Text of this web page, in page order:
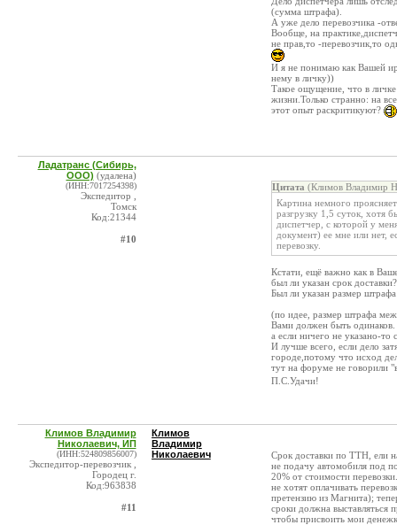
(сумма штрафа).
А уже дело перевозчика -
Вообще, на
не прав,то -перевозчик,то
И я не понимаю как Вашей
нему в личку))
Такое ощущение, что в личке
жизни.Только странно: на
этот опыт раскритикуют?
Ладатранс (Сибирь,
ООО) (удалена)
(ИНН:7017254398)
Экспедитор ,
Томск
Код:21344
#10
Цитата (Климов Владимир
Картина немного
разгрузку 1,5 суток, хотя
диспетчер, с которой у
документ) ее мне или нет,
перевозку.
Кстати, ещё важно как в
был ли указан срок доставки?
Был ли указан размер
(по идее, размер штрафа
Вами должен быть одинаков.
а если ничего не указано-то
И лучше всего, если дело
городе,потому что исход
тут на форуме не говорили
П.С.Удачи!
Климов Владимир
Николаевич, ИП
(ИНН:524809856007)
Экспедитор-перевозчик ,
Городец г.
Код:963838
#11
Климов
Владимир
Николаевич
Срок доставки по ТТН, ели
не подачу автомобиля под
20% от стоимости
не хотят оплачивать
претензию из Магнита);
сроки должна выставляться
чтобы присвоить мои